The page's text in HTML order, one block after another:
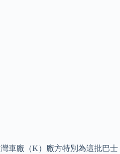
車廠（K）廠方特別為這批巴士